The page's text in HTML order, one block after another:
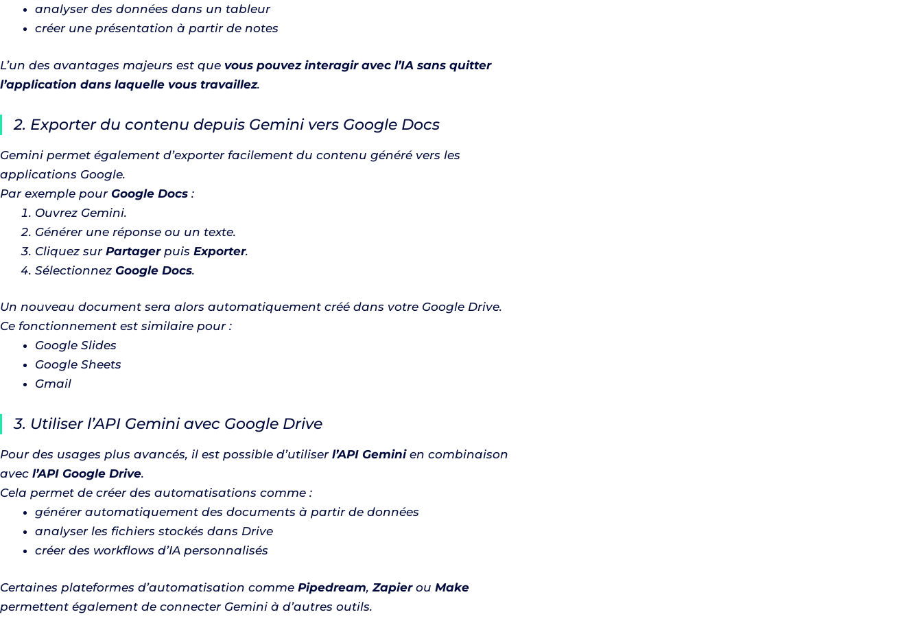
analyser des données dans un tableur
créer une présentation à partir de notes
L’un des avantages majeurs est que vous pouvez interagir avec l’IA sans quitter
l’application dans laquelle vous travaillez.
2. Exporter du contenu depuis Gemini vers Google Docs
Gemini permet également d’exporter facilement du contenu généré vers les
applications Google.
Par exemple pour Google Docs :
Ouvrez Gemini.
Générer une réponse ou un texte.
Cliquez sur Partagerpuis Exporter.
Sélectionnez Google Docs.
Un nouveau document sera alors automatiquement créé dans votre Google Drive.
Ce fonctionnement est similaire pour :
Google Slides
Google Sheets
Gmail
3. Utiliser l’API Gemini avec Google Drive
Pour des usages plus avancés, il est possible d’utiliser l’API Geminien combinaison
avec l’API Google Drive.
Cela permet de créer des automatisations comme :
générer automatiquement des documents à partir de données
analyser les fichiers stockés dans Drive
créer des workflows d’IA personnalisés
Certaines plateformes d’automatisation comme Pipedream, Zapierou Make
permettent également de connecter Gemini à d’autres outils.